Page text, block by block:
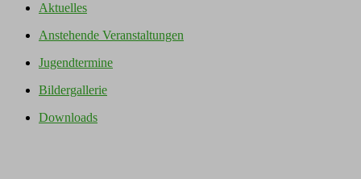
Aktuelles
Anstehende Veranstaltungen
Jugendtermine
Bildergallerie
Downloads